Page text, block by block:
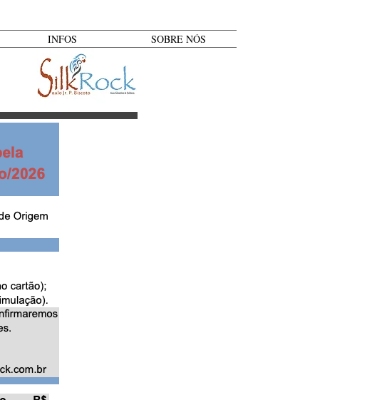
INFOS SOBRE NÓS